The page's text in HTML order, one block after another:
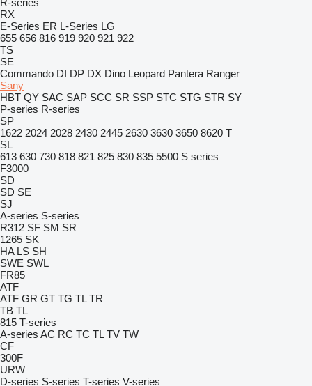
R-series
RX
E-Series ER L-Series LG
655 656 816 919 920 921 922
TS
SE
Commando DI DP DX Dino Leopard Pantera Ranger
Sany
HBT QY SAC SAP SCC SR SSP STC STG STR SY
P-series R-series
SP
1622 2024 2028 2430 2445 2630 3630 3650 8620 T
SL
613 630 730 818 821 825 830 835 5500 S series
F3000
SD
SD SE
SJ
A-series S-series
R312 SF SM SR
1265 SK
HA LS SH
SWE SWL
FR85
ATF
ATF GR GT TG TL TR
TB TL
815 T-series
A-series AC RC TC TL TV TW
CF
300F
URW
D-series S-series T-series V-series